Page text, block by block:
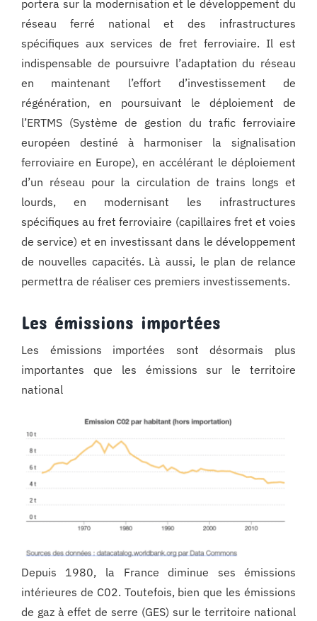
portera sur la modernisation et le développement du
réseau ferré national et des infrastructures
spécifiques aux services de fret ferroviaire. Il est
indispensable de poursuivre l’adaptation du réseau
en maintenant l’effort d’investissement de
régénération, en poursuivant le déploiement de
l’ERTMS (Système de gestion du trafic ferroviaire
européen destiné à harmoniser la signalisation
ferroviaire en Europe), en accélérant le déploiement
d’un réseau pour la circulation de trains longs et
lourds, en modernisant les infrastructures
spécifiques au fret ferroviaire (capillaires fret et voies
de service) et en investissant dans le développement
de nouvelles capacités. Là aussi, le plan de relance
permettra de réaliser ces premiers investissements.
Les émissions importées
Les émissions importées sont désormais plus
importantes que les émissions sur le territoire
national
Depuis 1980, la France diminue ses émissions
intérieures de C02. Toutefois, bien que les émissions
de gaz à effet de serre (GES) sur le territoire national